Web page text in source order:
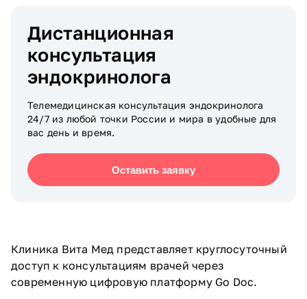
Дистанционная
консультация
эндокринолога
Телемедицинская консультация эндокринолога
24/7 из любой точки России и мира в удобные для
вас день и время.
Оставить заявку
Клиника Вита Мед представляет круглосуточный
доступ к консультациям врачей через
современную цифровую платформу Go Doc.